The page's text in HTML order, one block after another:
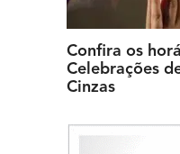
Confira os
Celebrações
Cinzas